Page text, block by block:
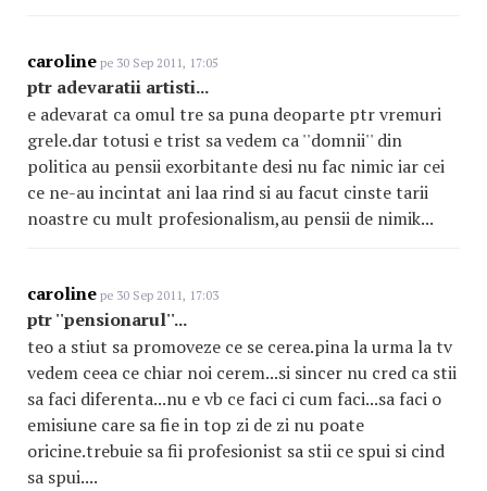
caroline pe 30 Sep 2011, 17:05
ptr adevaratii artisti...
e adevarat ca omul tre sa puna deoparte ptr vremuri
grele.dar totusi e trist sa vedem ca ''domnii'' din
politica au pensii exorbitante desi nu fac nimic iar cei
ce ne-au incintat ani laa rind si au facut cinste tarii
noastre cu mult profesionalism,au pensii de nimik...
caroline pe 30 Sep 2011, 17:03
ptr ''pensionarul''...
teo a stiut sa promoveze ce se cerea.pina la urma la tv
vedem ceea ce chiar noi cerem...si sincer nu cred ca stii
sa faci diferenta...nu e vb ce faci ci cum faci...sa faci o
emisiune care sa fie in top zi de zi nu poate
oricine.trebuie sa fii profesionist sa stii ce spui si cind
sa spui....